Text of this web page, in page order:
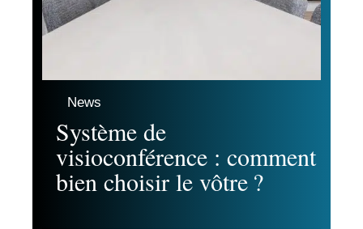
News
Système de
visioconférence : comment
bien choisir le vôtre ?